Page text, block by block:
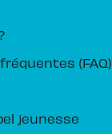
(FAQ)
jeunesse